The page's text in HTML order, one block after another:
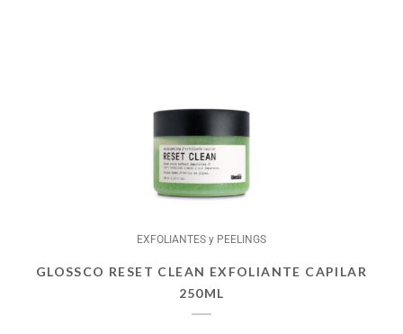
EXFOLIANTES y PEELINGS
GLOSSCO RESET CLEAN EXFOLIANTE CAPILAR
250ML